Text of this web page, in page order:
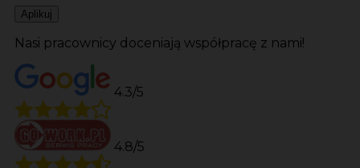
Aplikuj
Nasi pracownicy doceniają współpracę z nami!
4.3/5
4.8/5